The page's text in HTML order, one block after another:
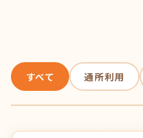
すべて 通所利用